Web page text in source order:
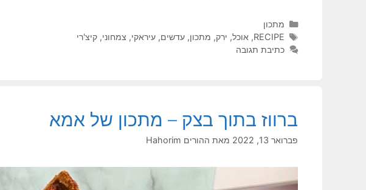
קטגוריות
מתכון
תגיות
RECIPE
, אוכל, ירק, מתכון, עדשים, עיראקי, צמחוני, קיצ'רי
כתיבת תגובה
ברווז בתוך בצק – מתכון של אמא
פברואר 13, 2022 מאת ההורים Hahorim